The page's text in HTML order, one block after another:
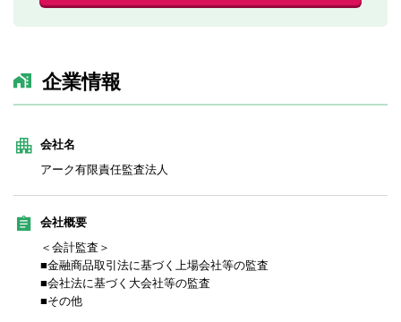
企業情報
会社名
アーク有限責任監査法人
会社概要
＜会計監査＞
■金融商品取引法に基づく上場会社等の監査
■会社法に基づく大会社等の監査
■その他